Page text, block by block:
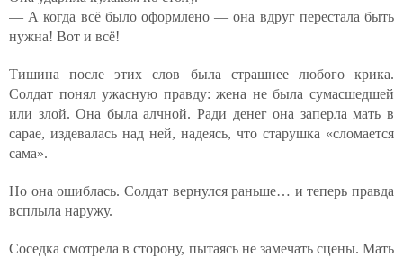
— А когда всё было оформлено — она вдруг перестала быть
нужна! Вот и всё!
Тишина после этих слов была страшнее любого крика.
Солдат понял ужасную правду: жена не была сумасшедшей
или злой. Она была алчной. Ради денег она заперла мать в
сарае, издевалась над ней, надеясь, что старушка «сломается
сама».
Но она ошиблась. Солдат вернулся раньше… и теперь правда
всплыла наружу.
Соседка смотрела в сторону, пытаясь не замечать сцены. Мать